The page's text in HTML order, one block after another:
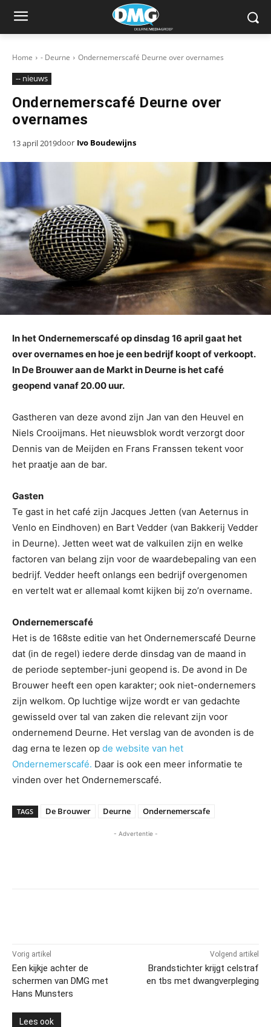
Home - Deurne Ondernemerscafé Deurne over overnames
-- nieuws
Ondernemerscafé Deurne over
overnames
13 april 2019door Ivo Boudewijns
In het Ondernemerscafé op dinsdag 16 april gaat het
over overnames en hoe je een bedrijf koopt of verkoopt.
In De Brouwer aan de Markt in Deurne is het café
geopend vanaf 20.00 uur.
Gastheren van deze avond zijn Jan van den Heuvel en
Niels Crooijmans. Het nieuwsblok wordt verzorgt door
Dennis van de Meijden en Frans Franssen tekent voor
het praatje aan de bar.
Gasten
Te gast in het café zijn Jacques Jetten (van Aeternus in
Venlo en Eindhoven) en Bart Vedder (van Bakkerij Vedder
in Deurne). Jetten weet wat de valkuilen zijn en welke
factoren van belang zijn voor de waardebepaling van een
bedrijf. Vedder heeft onlangs een bedrijf overgenomen
en vertelt wat er allemaal komt kijken bij zo’n overname.
Ondernemerscafé
Het is de 168ste editie van het Ondernemerscafé Deurne
dat (in de regel) iedere derde dinsdag van de maand in
de periode september-juni geopend is. De avond in De
Brouwer heeft een open karakter; ook niet-ondernemers
zijn welkom. Op luchtige wijze wordt er van gedachte
gewisseld over tal van zaken die relevant zijn voor
ondernemend Deurne. Het verslag van de avonden is de
dag erna te lezen op de website van het
Ondernemerscafé. Daar is ook een meer informatie te
vinden over het Ondernemerscafé.
TAGS De Brouwer Deurne Ondernemerscafe
- Advertentie -
Vorig artikel
Een kijkje achter de
schermen van DMG met
Hans Munsters
Volgend artikel
Brandstichter krijgt celstraf
en tbs met dwangverpleging
Lees ook